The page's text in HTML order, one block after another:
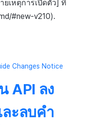
เหตุการเปิดตัว] ที่
#new-v210).
Changes Notice
API ลง
ะลบคำ